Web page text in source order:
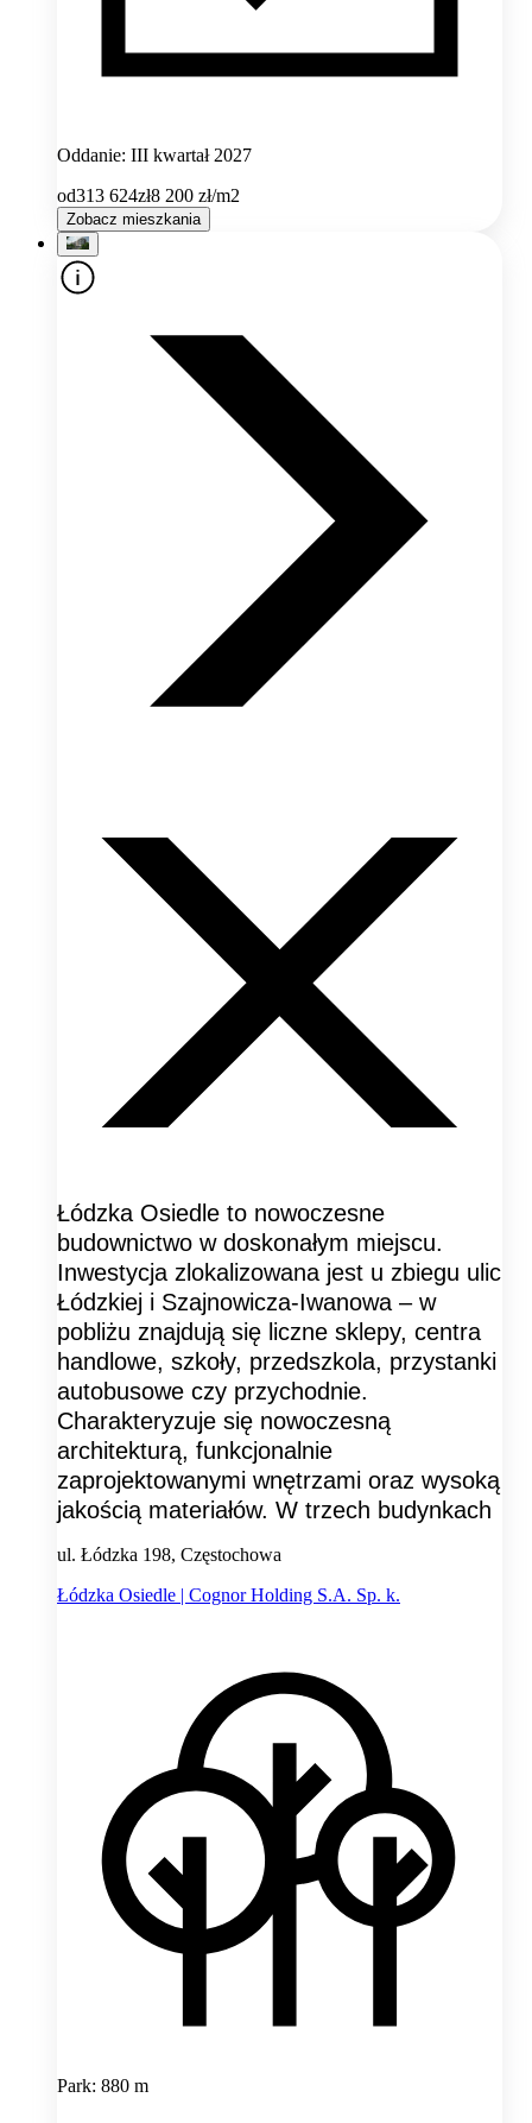
Oddanie: III kwartał 2027
od313 624zł8 200 zł/m2
Zobacz mieszkania
Łódzka Osiedle to nowoczesne
budownictwo w doskonałym miejscu.
Inwestycja zlokalizowana jest u zbiegu ulic
Łódzkiej i Szajnowicza-Iwanowa – w
pobliżu znajdują się liczne sklepy, centra
handlowe, szkoły, przedszkola, przystanki
autobusowe czy przychodnie.
Charakteryzuje się nowoczesną
architekturą, funkcjonalnie
zaprojektowanymi wnętrzami oraz wysoką
jakością materiałów. W trzech budynkach
ul. Łódzka 198, Częstochowa
Łódzka Osiedle | Cognor Holding S.A. Sp. k.
Park: 880 m